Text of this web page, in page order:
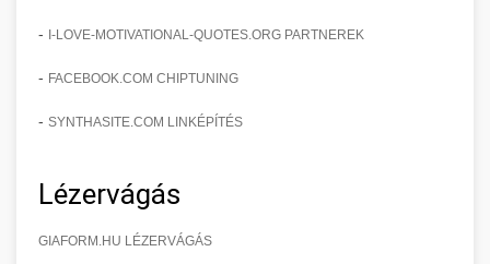
- I-LOVE-MOTIVATIONAL-QUOTES.ORG PARTNEREK
- FACEBOOK.COM CHIPTUNING
- SYNTHASITE.COM LINKÉPÍTÉS
Lézervágás
GIAFORM.HU LÉZERVÁGÁS